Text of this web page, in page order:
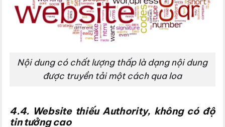
Nội dung có chất lượng thấp là dạng nội dung
được truyền tải một cách qua loa
4.4. Website thiếu Authority, không có độ
tin tưởng cao